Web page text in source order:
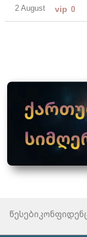
2 August vip 0
წესები